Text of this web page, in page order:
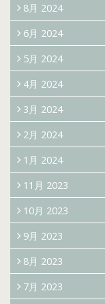
8月 2024
6月 2024
5月 2024
4月 2024
3月 2024
2月 2024
1月 2024
11月 2023
10月 2023
9月 2023
8月 2023
7月 2023